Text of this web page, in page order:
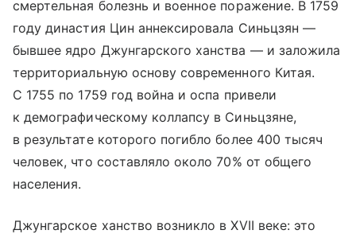
смертельная болезнь и военное поражение. В 1759
году династия Цин аннексировала Синьцзян —
бывшее ядро Джунгарского ханства — и заложила
территориальную основу современного Китая.
С 1755 по 1759 год война и оспа привели
к демографическому коллапсу в Синьцзяне,
в результате которого погибло более 400 тысяч
человек, что составляло около 70% от общего
населения.
Джунгарское ханство возникло в XVII веке: это